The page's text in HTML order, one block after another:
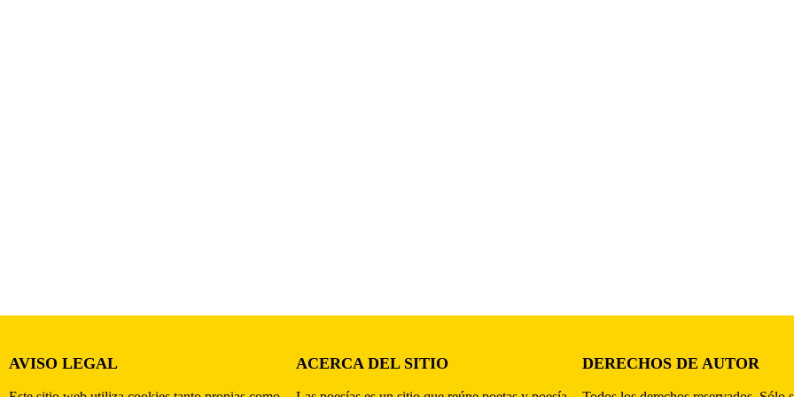
AVISO LEGAL ACERCA DEL SITIO DERECHOS DE AUTOR